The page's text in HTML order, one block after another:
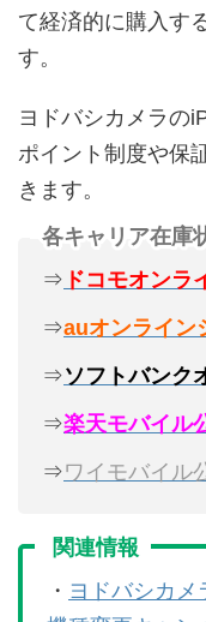
て経済的に購入す
す。
ヨドバシカメラの
ポイント制度や保
きます。
各キャリア在庫
⇒ ドコモオンラ
⇒auオンライン
⇒ソフトバンク
⇒楽天モバイル
⇒ワイモバイル
関連情報
・ ヨドバシカメ